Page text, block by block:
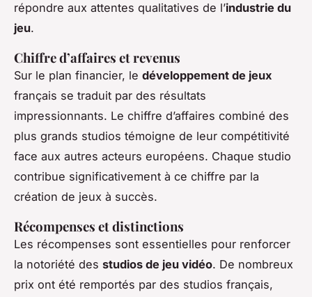
répondre aux attentes qualitatives de l’industrie du
jeu.
Chiffre d’affaires et revenus
Sur le plan financier, le développement de jeux
français se traduit par des résultats
impressionnants. Le chiffre d’affaires combiné des
plus grands studios témoigne de leur compétitivité
face aux autres acteurs européens. Chaque studio
contribue significativement à ce chiffre par la
création de jeux à succès.
Récompenses et distinctions
Les récompenses sont essentielles pour renforcer
la notoriété des studios de jeu vidéo. De nombreux
prix ont été remportés par des studios français,